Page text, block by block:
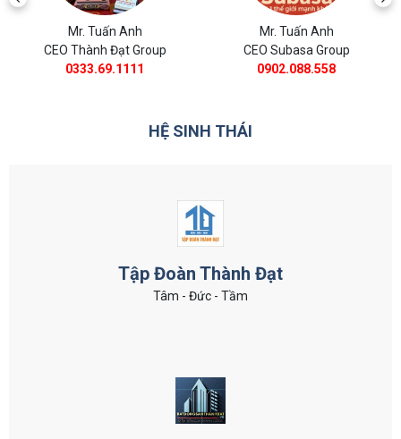
Mr. Tuấn Anh
CEO Thành Đạt Group
0333.69.1111
Mr. Tuấn Anh
CEO Subasa Group
0902.088.558
HỆ SINH THÁI
Tập Đoàn Thành Đạt
Tâm - Đức - Tầm